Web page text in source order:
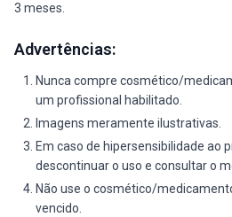
3 meses.
Advertências:
Nunca compre cosmético/
um profissional habilitado.
Imagens meramente ilustrativas.
Em caso de hipersensibilidade ao
descontinuar o uso e consultar o
Não use o cosmético/
vencido.